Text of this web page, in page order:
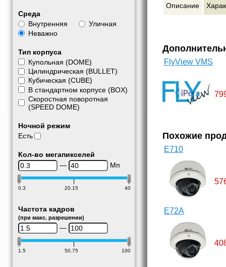
Среда
Внутренняя
Уличная
Неважно
Тип корпуса
Купольная (DOME)
Цилиндрическая (BULLET)
Кубическая (CUBE)
В стандартном корпусе (BOX)
Скоростная поворотная
(SPEED DOME)
Ночной режим
Есть
Кол-во мегапикселей
—
Мп
0.3 20.15 40
Частота кадров
(при макс. разрешении)
—
1.5 50.75 100
Описание
FlyView VMS
Похожие
E710
E72A